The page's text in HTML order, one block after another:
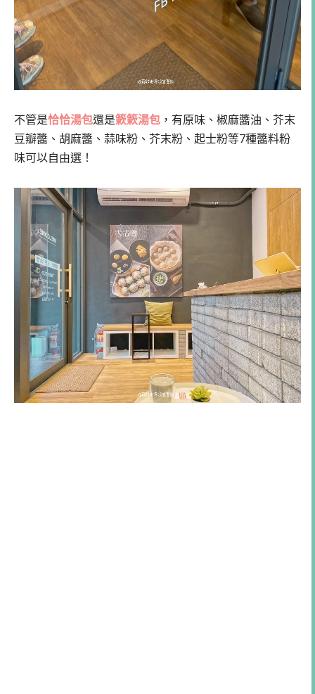
不管是恰恰湯包還是簌簌湯包 ，有原味、椒麻醬油、芥末
豆瓣醬、胡麻醬、蒜味粉、芥末粉、起士粉等7種醬料粉
味可以自由選！